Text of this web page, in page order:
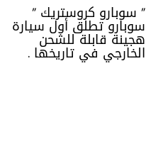
” سوبارو كروستريك ”
سوبارو تطلق أول سيارة
هجينة قابلة للشحن
الخارجي في تاريخها .